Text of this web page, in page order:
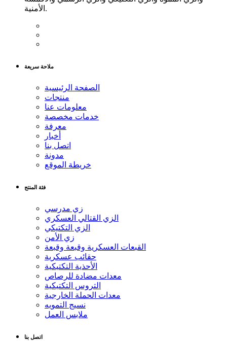
الأمنية.
ملاحة سريعة
الصفحة الرئيسية
منتجات
معلومات عنا
خدمات مخصصة
معرفة
أخبار
اتصل بنا
مدونة
خريطة الموقع
فئة المنتج
زي مدرسي
الزي القتالي العسكري
الزي التكتيكي
زي الأمن
القبعات العسكرية وقبعة وقبعة
حقائب عسكرية
الأحذية التكتيكية
معدات مضادة للرصاص
التروس التكتيكية
معدات الحملة الخارجية
نسيج التمويه
ملابس العمل
اتصل بنا